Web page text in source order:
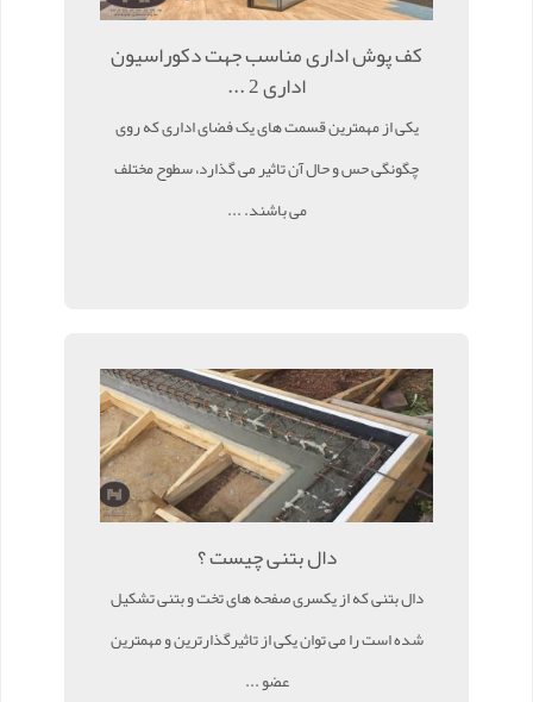
کف پوش اداری مناسب جهت دکوراسیون
اداری 2 ...
یکی از مهمترین قسمت های یک فضای اداری که روی
چگونگی حس و حال آن تاثیر می گذارد، سطوح مختلف
می باشند. ...
دال بتنی چیست ؟
دال بتنی که از یکسری صفحه های تخت و بتنی تشکیل
شده است را می توان یکی از تاثیرگذارترین و مهمترین
عضو ...